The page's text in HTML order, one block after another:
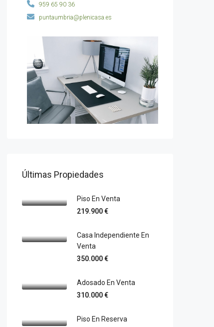
959 65 90 36
puntaumbria@plenicasa.es
Últimas Propiedades
Piso En Venta
219.900 €
Casa Independiente En
Venta
350.000 €
Adosado En Venta
310.000 €
Piso En Reserva